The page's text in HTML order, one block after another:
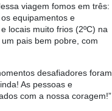
viagem fomos em três:
equipamentos e
locais muito frios (2ºC) na
pais bem pobre, com
desafiadores foram
As pessoas e
com a nossa coragem!”